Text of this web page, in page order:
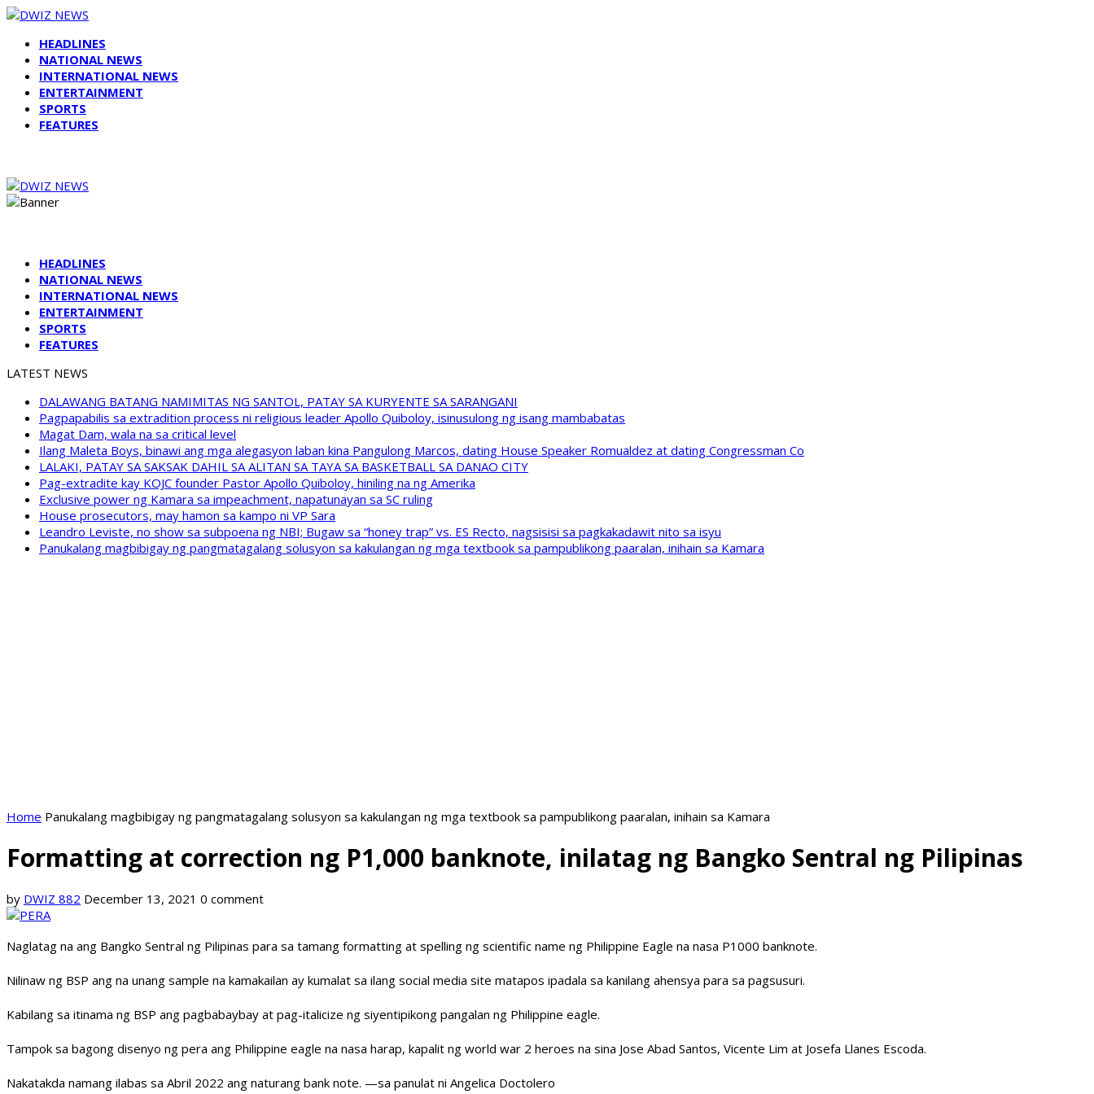
HEADLINES
NATIONAL NEWS
INTERNATIONAL NEWS
ENTERTAINMENT
SPORTS
FEATURES
HEADLINES
NATIONAL NEWS
INTERNATIONAL NEWS
ENTERTAINMENT
SPORTS
FEATURES
LATEST NEWS
DALAWANG BATANG NAMIMITAS NG SANTOL, PATAY SA KURYENTE SA SARANGANI
Pagpapabilis sa extradition process ni religious leader Apollo Quiboloy, isinusulong ng isang mambabatas
Magat Dam, wala na sa critical level
Ilang Maleta Boys, binawi ang mga alegasyon laban kina Pangulong Marcos, dating House Speaker Romualdez at dating Congressman Co
LALAKI, PATAY SA SAKSAK DAHIL SA ALITAN SA TAYA SA BASKETBALL SA DANAO CITY
Pag-extradite kay KOJC founder Pastor Apollo Quiboloy, hiniling na ng Amerika
Exclusive power ng Kamara sa impeachment, napatunayan sa SC ruling
House prosecutors, may hamon sa kampo ni VP Sara
Leandro Leviste, no show sa subpoena ng NBI; Bugaw sa “honey trap” vs. ES Recto, nagsisisi sa pagkakadawit nito sa isyu
Panukalang magbibigay ng pangmatagalang solusyon sa kakulangan ng mga textbook sa pampublikong paaralan, inihain sa Kamara
Home Panukalang magbibigay ng pangmatagalang solusyon sa kakulangan ng mga textbook sa pampublikong paaralan, inihain sa Kamara
Formatting at correction ng P1,000 banknote, inilatag ng Bangko Sentral ng Pilipinas
by DWIZ 882 December 13, 2021 0 comment
Naglatag na ang Bangko Sentral ng Pilipinas para sa tamang formatting at spelling ng scientific name ng Philippine Eagle na nasa P1000 banknote.
Nilinaw ng BSP ang na unang sample na kamakailan ay kumalat sa ilang social media site matapos ipadala sa kanilang ahensya para sa pagsusuri.
Kabilang sa itinama ng BSP ang pagbabaybay at pag-italicize ng siyentipikong pangalan ng Philippine eagle.
Tampok sa bagong disenyo ng pera ang Philippine eagle na nasa harap, kapalit ng world war 2 heroes na sina Jose Abad Santos, Vicente Lim at Josefa Llanes Escoda.
Nakatakda namang ilabas sa Abril 2022 ang naturang bank note. —sa panulat ni Angelica Doctolero